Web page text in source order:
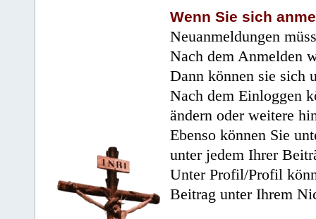
Wenn Sie sich
Neuanmeldungen
Nach dem Anmelden
Dann können sie sich
Nach dem Einloggen
ändern oder weitere
Ebenso können Sie
unter jedem Ihrer
Unter Profil/Profil
Beitrag unter Ihrem